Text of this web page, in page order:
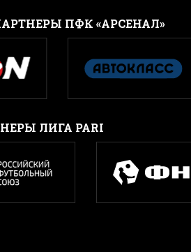
ПФК «АРСЕНАЛ»
ЛИГА PARI